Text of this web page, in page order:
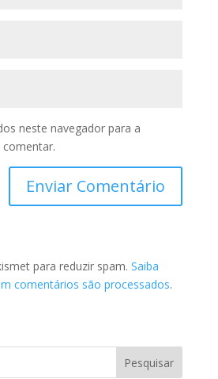
neste navegador para a
para reduzir spam. Saiba
comentários são processados.